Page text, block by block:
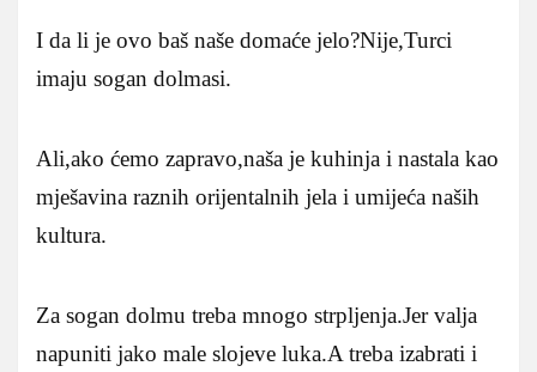
I da li je ovo baš naše domaće jelo?Nije,Turci
imaju sogan dolmasi.
Ali,ako ćemo zapravo,naša je kuhinja i nastala kao
mješavina raznih orijentalnih jela i umijeća naših
kultura.
Za sogan dolmu treba mnogo strpljenja.Jer valja
napuniti jako male slojeve luka.A treba izabrati i